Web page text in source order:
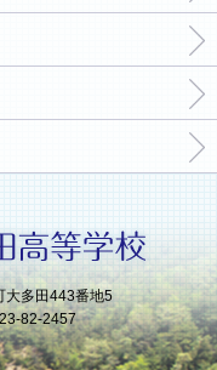
大多田443番地5
82-2457